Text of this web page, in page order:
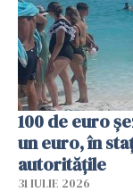
100 de euro
un euro, în
autoritățile
31 IULIE 2026